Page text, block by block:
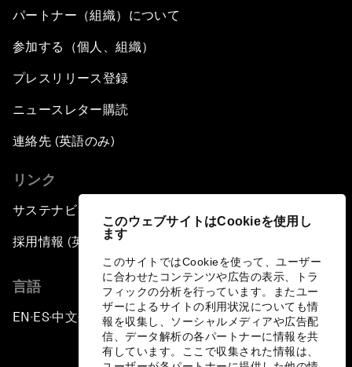
このウェブサイトはCookieを使用し
ます
このサイトではCookieを使って、ユーザー
に合わせたコンテンツや広告の表示、トラ
フィックの分析を行っています。またユー
ザーによるサイトの利用状況についても情
報を収集し、ソーシャルメディアや広告配
信、データ解析の各パートナーに情報を共
有しています。ここで収集された情報は、
パートナー（組織）について
参加する（個人、組織）
プレスリリース登録
ニュースレター購読
連絡先 (英語のみ)
リンク
サステナビリティへの取り組み
採用情報 (英語のみ)
言語
EN ▪ ES▪中文▪ 日本語